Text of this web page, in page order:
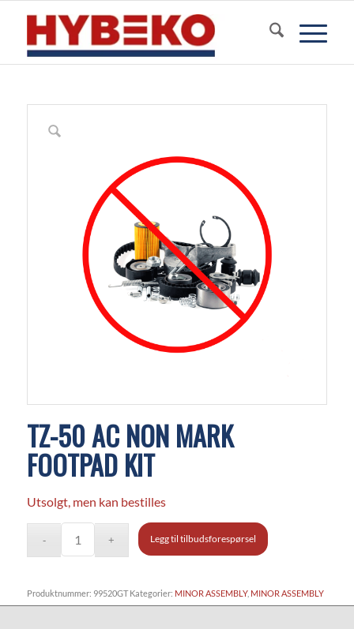
TZ-50 AC NON MARK
FOOTPAD KIT
Utsolgt, men kan bestilles
Legg til tilbudsforespørsel
Produktnummer: 99520GT Kategorier: MINOR ASSEMBLY, MINOR ASSEMBLY